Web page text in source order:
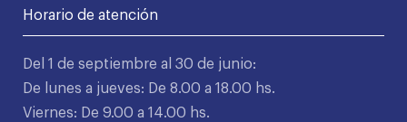
Horario de atención
Del 1 de septiembre al 30 de junio:
De lunes a jueves: De 8.00 a 18.00 hs.
Viernes: De 9.00 a 14.00 hs.